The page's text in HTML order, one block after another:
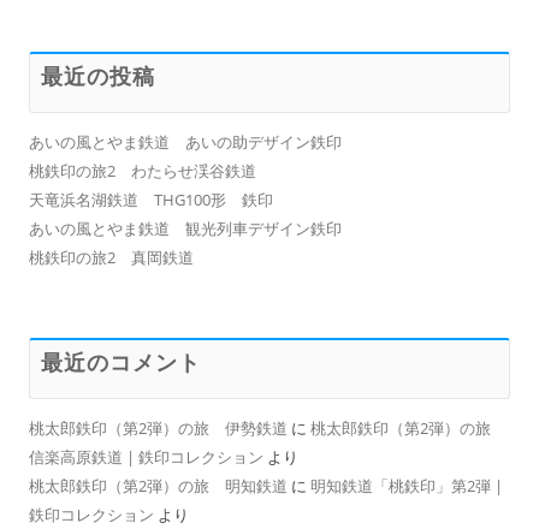
最近の投稿
あいの風とやま鉄道 あいの助デザイン鉄印
桃鉄印の旅2 わたらせ渓谷鉄道
天竜浜名湖鉄道 THG100形 鉄印
あいの風とやま鉄道 観光列車デザイン鉄印
桃鉄印の旅2 真岡鉄道
最近のコメント
桃太郎鉄印（第2弾）の旅 伊勢鉄道 に 桃太郎鉄印（第2弾）の旅
信楽高原鉄道 | 鉄印コレクション より
桃太郎鉄印（第2弾）の旅 明知鉄道 に 明知鉄道「桃鉄印」第2弾 |
鉄印コレクション より